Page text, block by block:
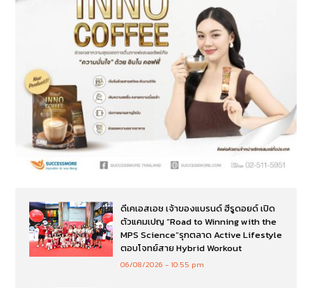
ดีเคเอสเอช เจ้าของแบรนด์ ฮีรูดอยด์ เปิด
ตัวแคมเปญ “Road to Winning with the
MPS Science”รุกตลาด Active Lifestyle
ตอบโจทย์สาย Hybrid Workout
06/08/2026 10:55 pm